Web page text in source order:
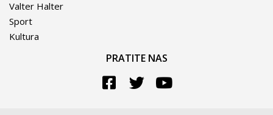
Valter Halter
Sport
Kultura
PRATITE NAS